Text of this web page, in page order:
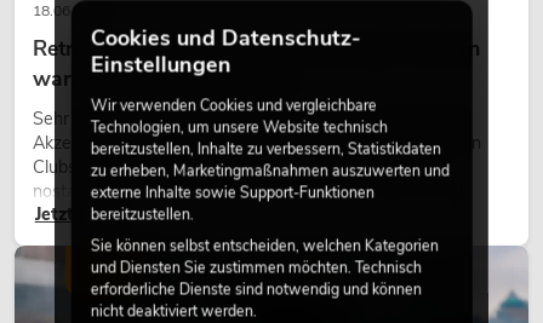
18.06.2026
Retro-Licht im modernen Lichtdesign: Warum
warmes Licht wieder wirkt
Sehr warmes Licht, sichtbare Leuchtflächen und farbige
Akzente prägen viele aktuelle Lichtdesigns auf Bühnen, in
Clubs und bei Events. Retro-Licht ist dabei kein rein
nostalgischer Effekt, sondern ein bewusst eingesetztes
Gestaltungsmittel: Es schafft Atmosphäre, gibt Szenen
Charakter und kann technische LED-Setups emotionaler
wirken lassen.
Jetzt lesen
LICHT
Cookies und Datenschutz-
Einstellungen
Wir verwenden Cookies und vergleichbare
Technologien, um unsere Website technisch
bereitzustellen, Inhalte zu verbessern, Statistikdaten
zu erheben, Marketingmaßnahmen auszuwerten und
externe Inhalte sowie Support-Funktionen
bereitzustellen.
Sie können selbst entscheiden, welchen Kategorien
und Diensten Sie zustimmen möchten. Technisch
erforderliche Dienste sind notwendig und können
nicht deaktiviert werden.